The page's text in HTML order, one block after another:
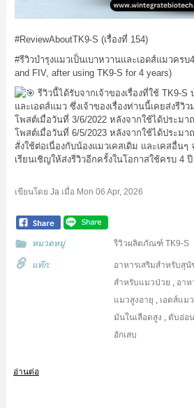
#ReviewAboutTK9-S (เรื่องที่ 154)
#รีวิวบำรุงแมวเป็นเบาหวานและเอดส์แมวครบ
and FIV, after using TK9-S for 4 years)
รีวิวนี้ได้รับจากเจ้าของเรื่องที่ใช้ TK9-S
และเอดส์แมว ซึ่งเจ้าของเรื่องท่านนี้เคยส่งรีวิ
โพสต์เมื่อวันที่ 3/6/2022 หลังจากใช้ได้ประมา
โพสต์เมื่อวันที่ 6/5/2023 หลังจากใช้ได้ประม
สั่งใช้ต่อเนื่องกับน้องแมวเคสเดิม และเคสอื่น
เรียนเชิญให้ส่งรีวิวอีกครั้งในโอกาสใช้ครบ 4 ปี
เขียนโดย Jaเมื่อ Mon 06 Apr, 2026
หมวดหมู่ รีวิวผลิตภัณฑ์ TK9-S
แท๊ก: อาหารเสริมสำหรับสุ
สำหรับแมวป่วย , อาห
แมวสูงอายุ , เอดส์แมว
มันในเลือดสูง , ตับอ่อ
อักเสบ
อ่านต่อ